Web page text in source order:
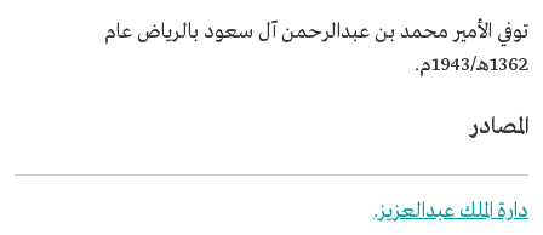
توفي الأمير محمد بن عبدالرحمن آل سعود بالرياض عام
1362هـ/1943م.
المصادر
دارة الملك عبدالعزيز.